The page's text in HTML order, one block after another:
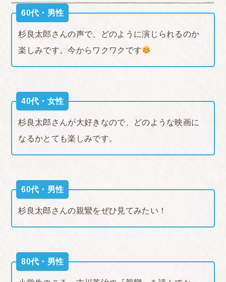
60代・男性
杉良太郎さんの声で、どのように演じられるのか
楽しみです。今からワクワクです
40代・女性
杉良太郎さんが大好きなので、どのような映画に
なるかとても楽しみです。
60代・男性
杉良太郎さんの親鸞をぜひ見てみたい！
80代・男性